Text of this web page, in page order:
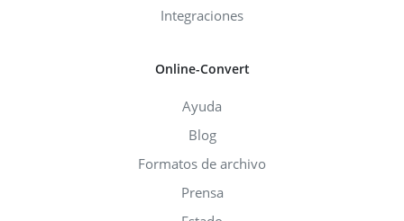
Integraciones
Online-Convert
Ayuda
Blog
Formatos de archivo
Prensa